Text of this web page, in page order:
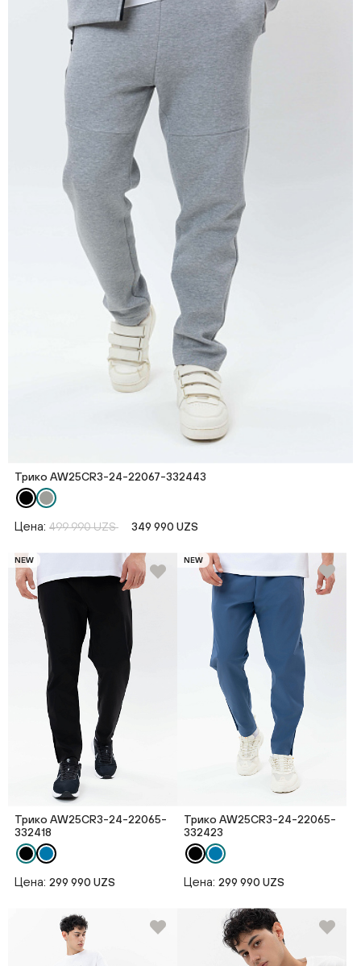
Трико AW25CR3-24-22067-332443
Цена: 499 990 UZS 349 990 UZS
NEW
Трико AW25CR3-24-22065-
332418
Цена: 299 990 UZS
NEW
Трико AW25CR3-24-22065-
332423
Цена: 299 990 UZS